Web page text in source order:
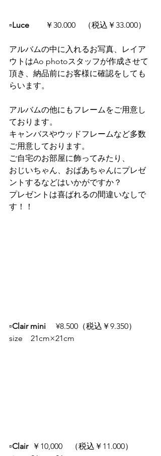
▫️Luce ￥30.000　（税込￥33.000）
アルバムの中に入れるお写真、レイア
ウトはAo photoスタッフが作成させて
頂き、納品前にお客様に確認をしても
らいます。
アルバムの他にもフレームをご用意し
ております。
キャンバスやウッドフレームなど多数
ご用意しております。
ご自宅のお部屋に飾ってみたり、
おじいちゃん、おばあちゃんにプレゼ
ントするなどはいかがですか？
プレゼントは喜ばれるの間違いなしで
す！！
▫️Clair mini
¥8.500（税込￥9.350）
size　21cm×21cm
▫️Clair ￥10,000　（税込￥11.000）